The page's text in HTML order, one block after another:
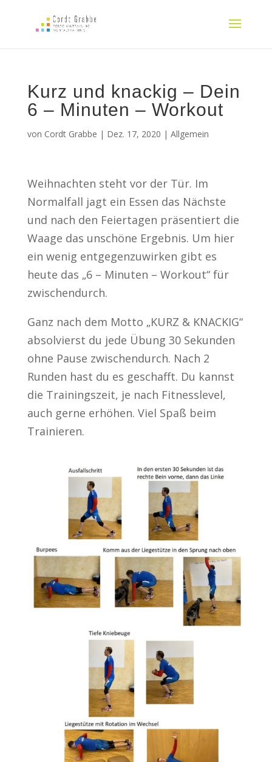
Kurz und knackig – Dein
6 – Minuten – Workout
von Cordt Grabbe | Dez. 17, 2020 | Allgemein
Weihnachten steht vor der Tür. Im
Normalfall jagt ein Essen das Nächste
und nach den Feiertagen präsentiert die
Waage das unschöne Ergebnis. Um hier
ein wenig entgegenzuwirken gibt es
heute das „6 – Minuten – Workout“ für
zwischendurch.
Ganz nach dem Motto „KURZ & KNACKIG“
absolvierst du jede Übung 30 Sekunden
ohne Pause zwischendurch. Nach 2
Runden hast du es geschafft. Du kannst
die Trainingszeit, je nach Fitnesslevel,
auch gerne erhöhen. Viel Spaß beim
Trainieren.